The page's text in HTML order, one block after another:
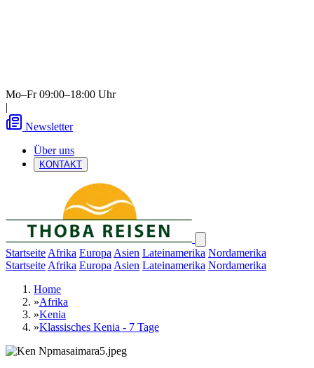
Mo–Fr 09:00–18:00 Uhr
|
Newsletter
Über uns
KONTAKT
Startseite Afrika Europa Asien Lateinamerika Nordamerika
Startseite Afrika Europa Asien Lateinamerika Nordamerika
Home
»Afrika
»Kenia
»Klassisches Kenia - 7 Tage